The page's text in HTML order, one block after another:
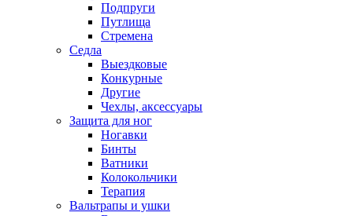
Подпруги
Путлища
Стремена
Седла
Выездковые
Конкурные
Другие
Чехлы, аксессуары
Защита для ног
Ногавки
Бинты
Ватники
Колокольчики
Терапия
Вальтрапы и ушки